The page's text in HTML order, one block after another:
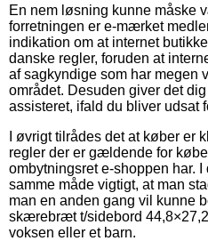
En nem løsning kunne måske
forretningen er e-mærket
indikation om at internet
danske regler, foruden at
af sagkyndige som har megen
området. Desuden giver det
assisteret, ifald du bliver udsat
I øvrigt tilrådes det at køber er
regler der er gældende for
ombytningsret e-shoppen har.
samme måde vigtigt, at man
man en anden gang vil kunne
skærebræt t/sidebord
voksen eller et barn.